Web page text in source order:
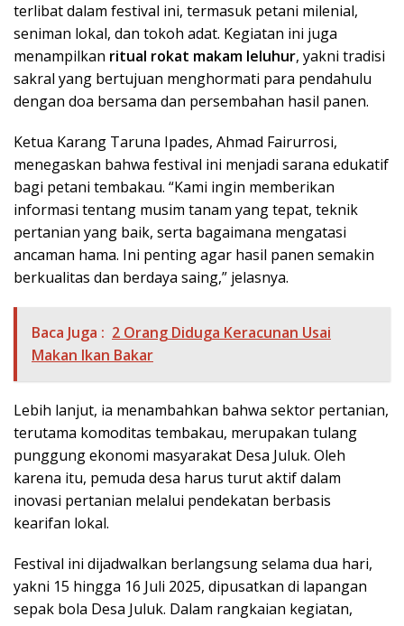
terlibat dalam festival ini, termasuk petani milenial,
seniman lokal, dan tokoh adat. Kegiatan ini juga
menampilkan ritual rokat makam leluhur, yakni tradisi
sakral yang bertujuan menghormati para pendahulu
dengan doa bersama dan persembahan hasil panen.
Ketua Karang Taruna Ipades, Ahmad Fairurrosi,
menegaskan bahwa festival ini menjadi sarana edukatif
bagi petani tembakau. “Kami ingin memberikan
informasi tentang musim tanam yang tepat, teknik
pertanian yang baik, serta bagaimana mengatasi
ancaman hama. Ini penting agar hasil panen semakin
berkualitas dan berdaya saing,” jelasnya.
Baca Juga : 2 Orang Diduga Keracunan Usai
Makan Ikan Bakar
Lebih lanjut, ia menambahkan bahwa sektor pertanian,
terutama komoditas tembakau, merupakan tulang
punggung ekonomi masyarakat Desa Juluk. Oleh
karena itu, pemuda desa harus turut aktif dalam
inovasi pertanian melalui pendekatan berbasis
kearifan lokal.
Festival ini dijadwalkan berlangsung selama dua hari,
yakni 15 hingga 16 Juli 2025, dipusatkan di lapangan
sepak bola Desa Juluk. Dalam rangkaian kegiatan,